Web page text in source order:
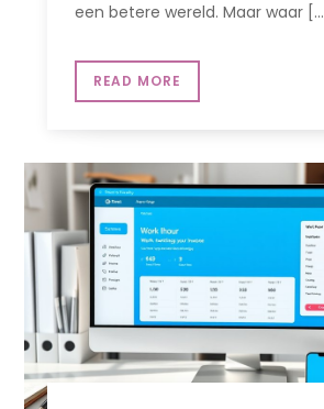
een betere wereld. Maar waar […]
READ MORE